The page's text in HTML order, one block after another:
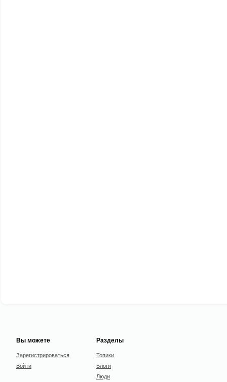
Вы можете
Зарегистрироваться
Войти
Разделы
Топики
Блоги
Люди